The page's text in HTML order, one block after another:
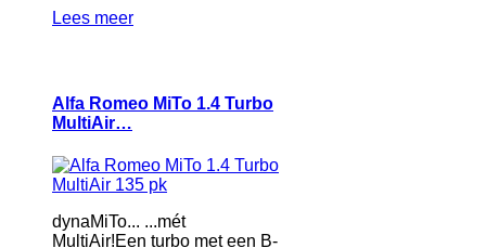
Lees meer
Alfa Romeo MiTo 1.4 Turbo
MultiAir…
dynaMiTo... ...mét
MultiAir!Een turbo met een B-